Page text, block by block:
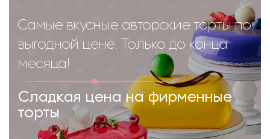
Самые вкусные авторские торты по
выгодной цене. Только до конца
месяца!
Сладкая цена на фирменные
торты